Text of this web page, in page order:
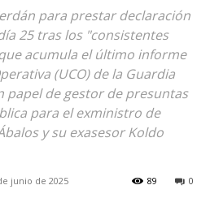
para prestar declaración
25 tras los "consistentes
acumula el último informe
(UCO) de la Guardia
papel de gestor de presuntas
para el exministro de
y su exasesor Koldo
junio de 2025 0
89